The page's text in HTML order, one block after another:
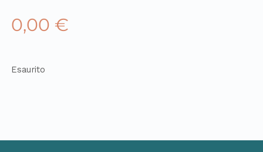
0,00 €
Esaurito